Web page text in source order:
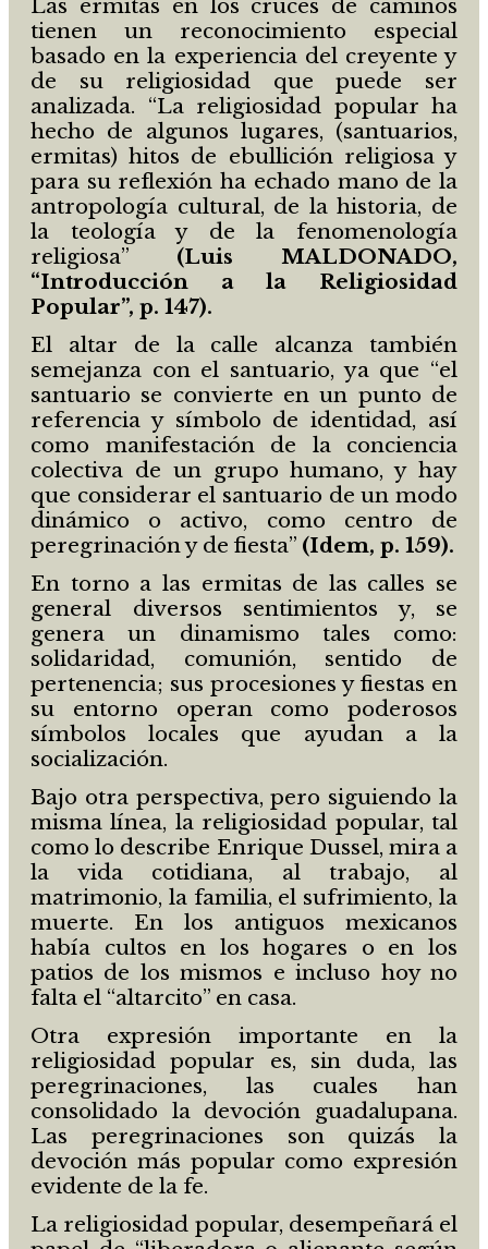
Las ermitas en los cruces de caminos
tienen un reconocimiento especial
basado en la experiencia del creyente y
de su religiosidad que puede ser
analizada. “La religiosidad popular ha
hecho de algunos lugares, (santuarios,
ermitas) hitos de ebullición religiosa y
para su reflexión ha echado mano de la
antropología cultural, de la historia, de
la teología y de la fenomenología
religiosa” (Luis MALDONADO,
“Introducción a la Religiosidad
Popular”, p. 147).
El altar de la calle alcanza también
semejanza con el santuario, ya que “el
santuario se convierte en un punto de
referencia y símbolo de identidad, así
como manifestación de la conciencia
colectiva de un grupo humano, y hay
que considerar el santuario de un modo
dinámico o activo, como centro de
peregrinación y de fiesta” (Idem, p. 159).
En torno a las ermitas de las calles se
general diversos sentimientos y, se
genera un dinamismo tales como:
solidaridad, comunión, sentido de
pertenencia; sus procesiones y fiestas en
su entorno operan como poderosos
símbolos locales que ayudan a la
socialización.
Bajo otra perspectiva, pero siguiendo la
misma línea, la religiosidad popular, tal
como lo describe Enrique Dussel, mira a
la vida cotidiana, al trabajo, al
matrimonio, la familia, el sufrimiento, la
muerte. En los antiguos mexicanos
había cultos en los hogares o en los
patios de los mismos e incluso hoy no
falta el “altarcito” en casa.
Otra expresión importante en la
religiosidad popular es, sin duda, las
peregrinaciones, las cuales han
consolidado la devoción guadalupana.
Las peregrinaciones son quizás la
devoción más popular como expresión
evidente de la fe.
La religiosidad popular, desempeñará el